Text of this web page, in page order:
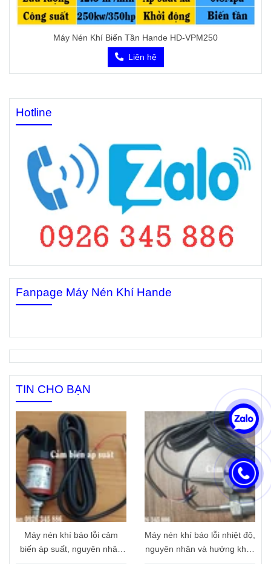
Máy Nén Khí Biến Tần Hande HD-VPM250
Liên hệ
Hotline
Fanpage Máy Nén Khí Hande
TIN CHO BẠN
Máy nén khí báo lỗi cảm
biến áp suất, nguyên nhân
Máy nén khí báo lỗi nhiệt độ,
nguyên nhân và hướng khắc